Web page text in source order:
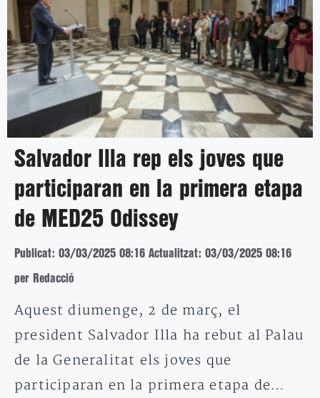
Salvador Illa rep els joves que
participaran en la primera etapa
de MED25 Odissey
Publicat: 03/03/2025 08:16 Actualitzat: 03/03/2025 08:16
per Redacció
Aquest diumenge, 2 de març, el
president Salvador Illa ha rebut al Palau
de la Generalitat els joves que
participaran en la primera etapa de…